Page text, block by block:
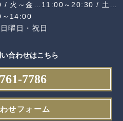
/ 火～金…11:00～20:30 / 土…
14:00
曜日・祝日
合わせはこちら
7786
せフォーム